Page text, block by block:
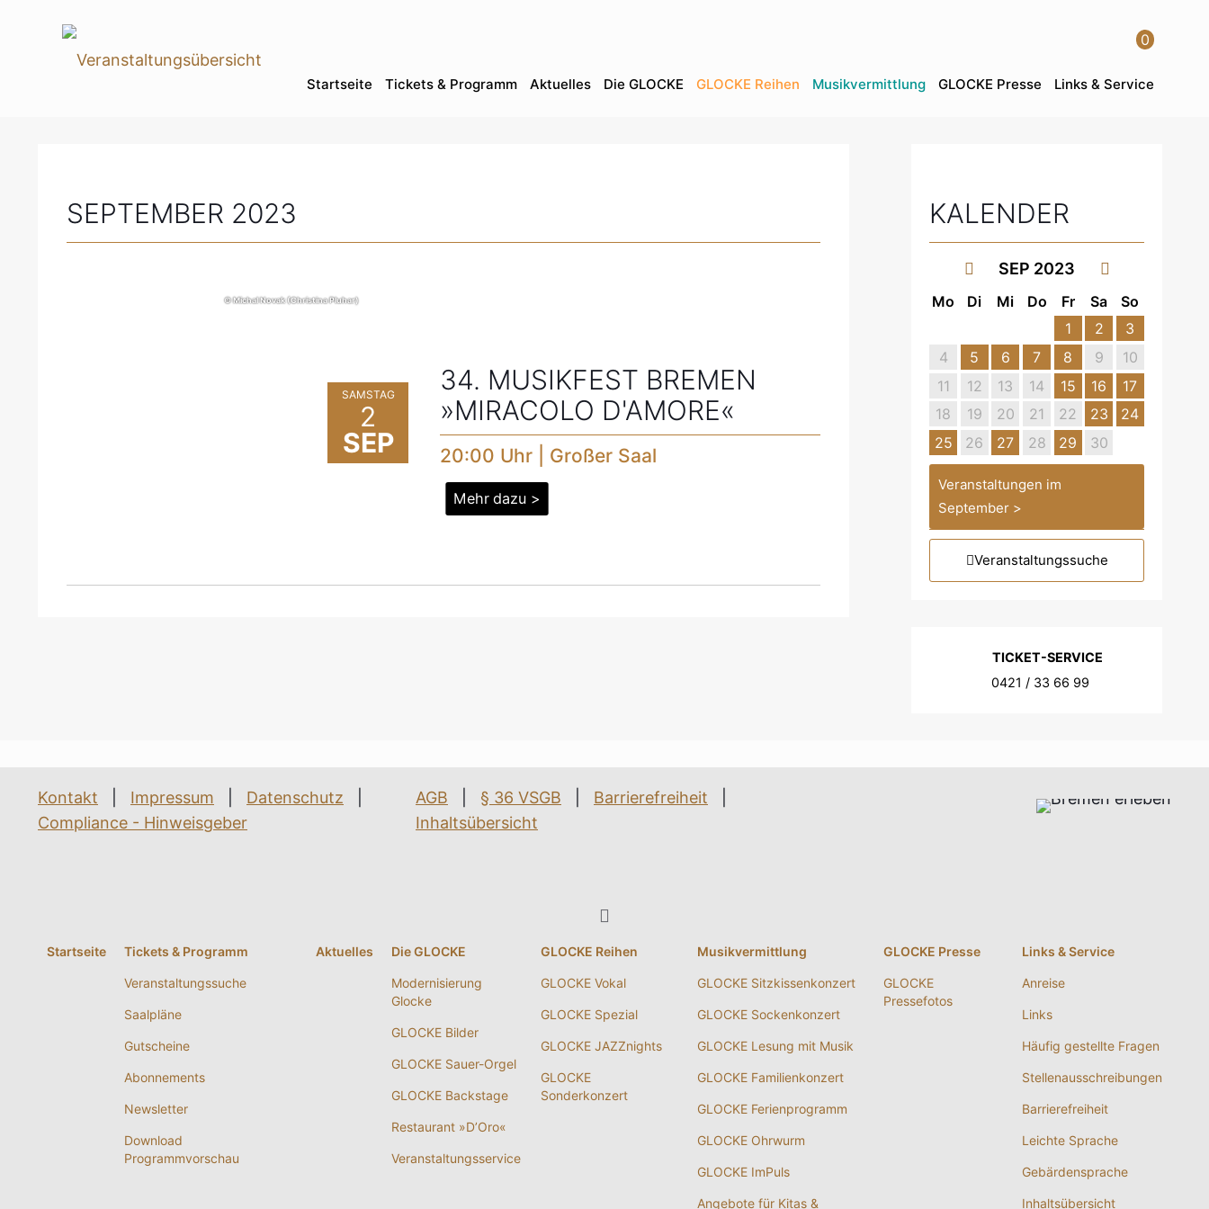
0
Startseite Tickets & Programm Aktuelles Die GLOCKE GLOCKE Reihen Musikvermittlung GLOCKE Presse Links & Service
SEPTEMBER 2023
SAMSTAG
2
SEP
© Michal Novak (Christina Pluhar)
34. MUSIKFEST BREMEN
»MIRACOLO D'AMORE«
20:00 Uhr | Großer Saal
Mehr dazu >
KALENDER
SEP 2023
Mo Di Mi Do Fr Sa
So
1
2
3
4
5 6 7 8 9
10
11
12 13 14 15 16
17
18
19 20 21 22 23
24
25
26 27 28 29 30
Veranstaltungen im
September >
Veranstaltungssuche
TICKET-SERVICE
0421 / 33 66 99
Kontakt Impressum Datenschutz
Compliance - Hinweisgeber
AGB § 36 VSGB Barrierefreiheit
Inhaltsübersicht
Startseite Tickets & Programm
Veranstaltungssuche
Saalpläne
Gutscheine
Abonnements
Newsletter
Download
Programmvorschau
Aktuelles Die GLOCKE
Modernisierung
Glocke
GLOCKE Bilder
GLOCKE Sauer-Orgel
GLOCKE Backstage
Restaurant »D’Oro«
Veranstaltungsservice
GLOCKE Reihen
GLOCKE Vokal
GLOCKE Spezial
GLOCKE JAZZnights
GLOCKE
Sonderkonzert
Musikvermittlung
GLOCKE Sitzkissenkonzert
GLOCKE Sockenkonzert
GLOCKE Lesung mit Musik
GLOCKE Familienkonzert
GLOCKE Ferienprogramm
GLOCKE Ohrwurm
GLOCKE ImPuls
Angebote für Kitas &
GLOCKE Presse
GLOCKE
Pressefotos
Links & Service
Anreise
Links
Häufig gestellte Fragen
Stellenausschreibungen
Barrierefreiheit
Leichte Sprache
Gebärdensprache
Inhaltsübersicht